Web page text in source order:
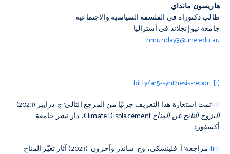
هاريسون مانداي
طالب دكتوراه في الفلسفة السياسية والاجتماعية
جامعة نيو إنجلاند في أستراليا
hmunday3@une.edu.au
[i]
bit.ly/ar5-synthesis-report
[ii] تمت استعارة هذا التعريف جزئيًا من المرجع التالي: ج. درايبر (2023)
النزوح الناتج عن المناخClimate Displacement، دار نشر جامعة
أكسفورد
[iii]
مراجعة: أ. فلينسكي، وج. ساندر وآخرون (2023) آثار تغيّر المناخ